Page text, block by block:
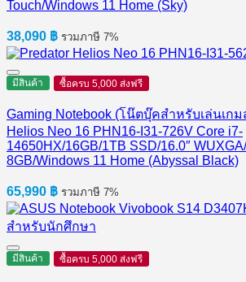
Touch/Windows 11 Home (Sky)
38,090 ฿ รวมภาษี 7%
มีสินค้า ซื้อครบ 5,000 ส่งฟรี
Gaming Notebook (โน๊ตบุ๊คสำหรับเล่นเกม
Helios Neo 16 PHN16-I31-726V Core i7-
14650HX/16GB/1TB SSD/16.0″
8GB/Windows 11 Home (Abyssal Black)
65,990 ฿ รวมภาษี 7%
มีสินค้า ซื้อครบ 5,000 ส่งฟรี